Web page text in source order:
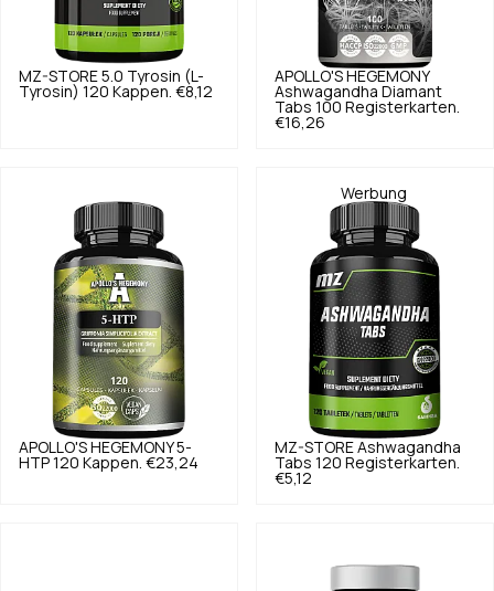
MZ-STORE 5.0 Tyrosin (L-
Tyrosin) 120 Kappen. €8,12
APOLLO'S HEGEMONY
Ashwagandha Diamant
Tabs 100 Registerkarten.
€16,26
APOLLO'S HEGEMONY 5-
HTP 120 Kappen. €23,24
Werbung
MZ-STORE Ashwagandha
Tabs 120 Registerkarten.
€5,12